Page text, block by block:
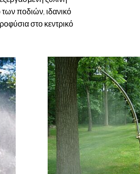
ποδιών, ιδανικό
στο κεντρικό